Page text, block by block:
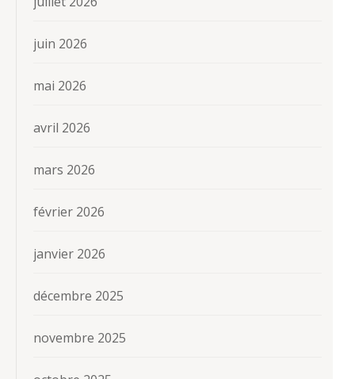
juin 2026
mai 2026
avril 2026
mars 2026
février 2026
janvier 2026
décembre 2025
novembre 2025